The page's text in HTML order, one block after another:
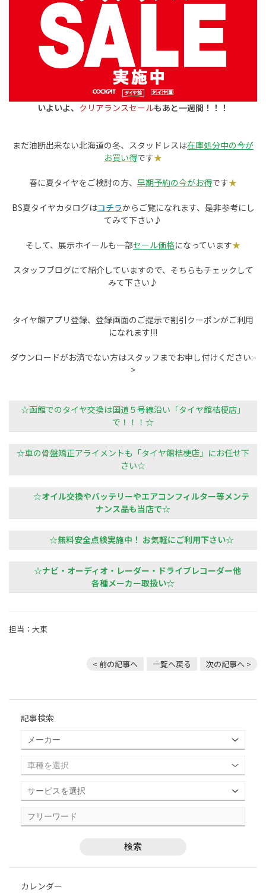
いよいよ、 クリアランスセールもあと一週間！！！
まだ油断出来ない北海道の冬、スタッドレスは在庫処分中の今が
お買い得です★
春に夏タイヤをご検討の方、 早期予約の今がお得です★
BS夏タイヤカタログはコチラからご覧になれます、是非参考にし
てみて下さい♪
そして、展示ホイールも一部セール価格になっています★
スタッフブログにて紹介していますので、そちらもチェックして
みて下さい♪
タイヤ館アプリ登録、登録画面のご提示で割引クーポンがご利用
になれます!!!
ダウンロードがお済でない方はスタッフまでお申し付けください:-
>
☆函館でのタイヤ交換は国道５号線沿い「タイヤ館桔梗店」
で！！！☆
☆車の骨盤矯正アライメントも「タイヤ館桔梗店」にお任せ下
さい☆
☆オイル交換やバッテリーやエアコンフィルター等メンテ
ナンス品も当店で☆
☆無料安全点検実施中！ お気軽にご利用下さい☆
☆ナビ・オーディオ・レーダー・ドライブレコーダー他
各種メーカー取扱い☆
担当：大東
< 前の記事へ 一覧へ戻る 次の記事へ >
記事検索
カレンダー